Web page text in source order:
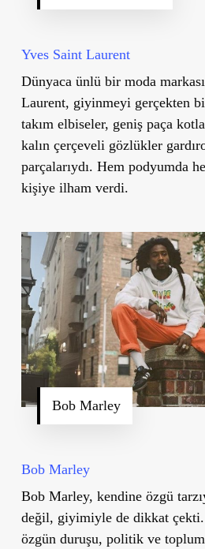
Yves Saint Laurent
Dünyaca ünlü bir moda
Laurent, giyinmeyi gerçekten
takım elbiseler, geniş paça
kalın çerçeveli gözlükler
parçalarıydı. Hem podyumda
kişiye ilham verdi.
Bob Marley
Bob Marley
Bob Marley, kendine özgü
değil, giyimiyle de dikkat çekti.
özgün duruşu, politik ve